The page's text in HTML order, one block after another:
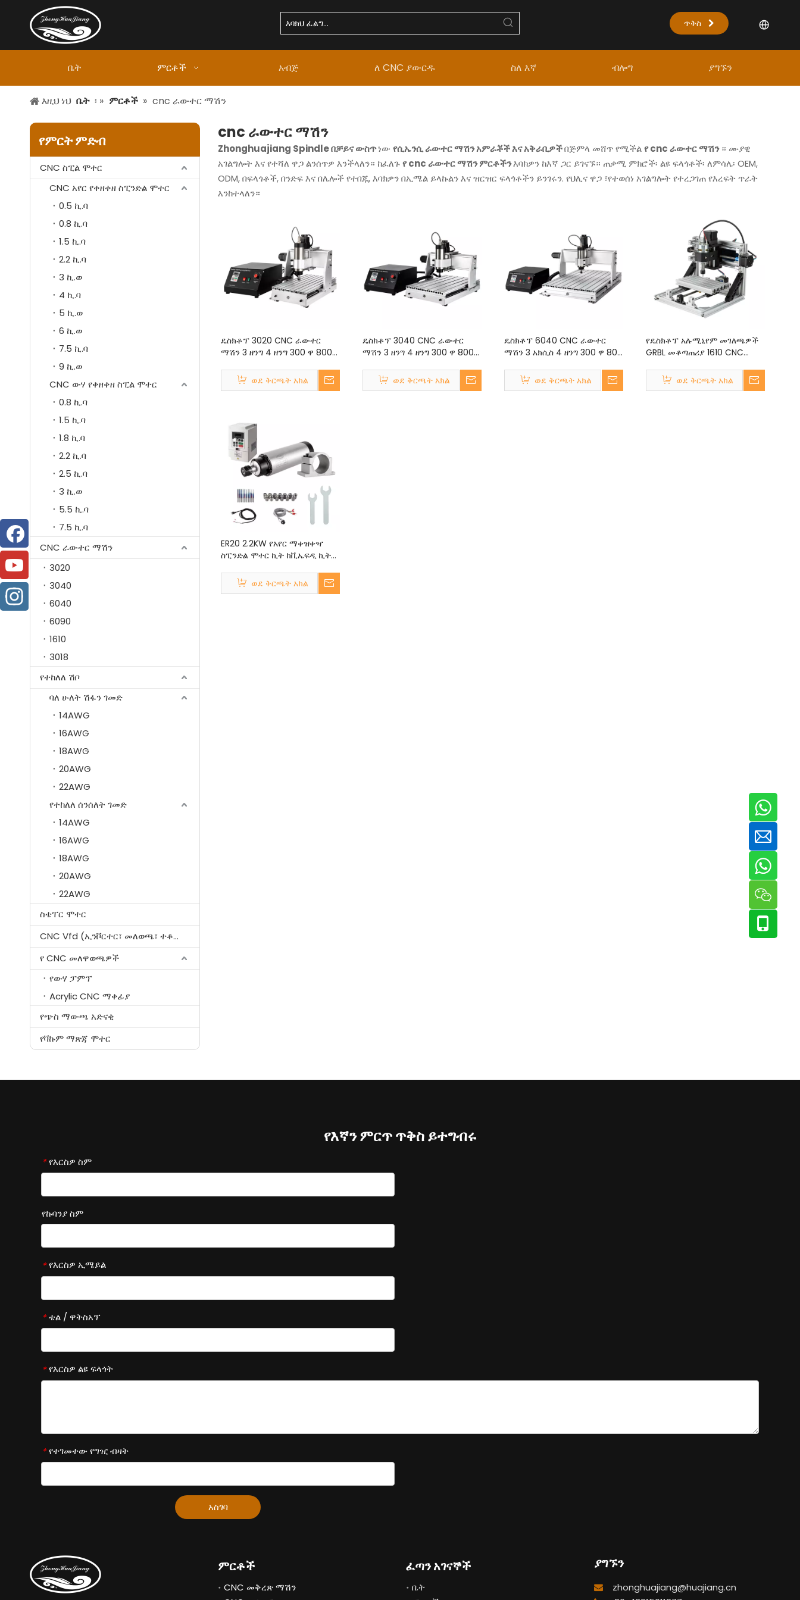
ጥቅስ
ቤት ምርቶች አብጅ ለ CNC ያውርዱ ስለ እኛ ብሎግ ያግኙን
እዚህ ነህ ቤት ፡ » ምርቶች » cnc ራውተር ማሽን
የምርት ምድብ
CNC ስፒል ሞተር
CNC አየር የቀዘቀዘ ስፒንድል ሞተር
0.5 ኪ.ባ
0.8 ኪ.ባ
1.5 ኪ.ባ
2.2 ኪ.ባ
3 ኪ.ወ
4 ኪ.ባ
5 ኪ.ወ
6 ኪ.ወ
7.5 ኪ.ባ
9 ኪ.ወ
CNC ውሃ የቀዘቀዘ ስፒል ሞተር
0.8 ኪ.ባ
1.5 ኪ.ባ
1.8 ኪ.ባ
2.2 ኪ.ባ
2.5 ኪ.ባ
3 ኪ.ወ
5.5 ኪ.ባ
7.5 ኪ.ባ
CNC ራውተር ማሽን
3020
3040
6040
6090
1610
3018
የተከለለ ሽቦ
ባለ ሁለት ሽፋን ገመድ
14AWG
16AWG
18AWG
20AWG
22AWG
የተከለለ ሰንሰለት ገመድ
14AWG
16AWG
18AWG
20AWG
22AWG
ስቴፐር ሞተር
CNC Vfd (ኢንቮርተር፣ መለወጫ፣ ተቆጣጣሪ)
የ CNC መለዋወጫዎች
የውሃ ፓምፕ
Acrylic CNC ማቀፊያ
የጭስ ማውጫ አድናቂ
የቫኩም ማጽጃ ሞተር
cnc ራውተር ማሽን
Zhonghuajiang Spindle በቻይና ውስጥነው የሲኤንሲ ራውተር ማሽን አምራቾች እና አቅራቢዎችበጅምላ መሸጥ የሚችልየ cnc ራውተር ማሽን። ሙያዊ
አገልግሎት እና የተሻለ ዋጋ ልንሰጥዎ እንችላለን። ከፈለጉየ cnc ራውተር ማሽን ምርቶችንእባክዎን ከእኛ ጋር ይገናኙ። ጠቃሚ ምክሮች፡ ልዩ ፍላጎቶች፡ ለምሳሌ፡ OEM,
ODM, በፍላጎቶች, በንድፍ እና በሌሎች የተበጁ, እባክዎን በኢሜል ይላኩልን እና ዝርዝር ፍላጎቶችን ይንገሩን. የህሊና ዋጋ ፣የተወሰነ አገልግሎት የተረጋገጠ የእረፍት ጥራት
እንከተላለን።
ዴስክቶፕ 3020 CNC ራውተር
ማሽን 3 ዘንግ 4 ዘንግ 300 ዋ 800
ሚሜ
ወደ ቅርጫት አክል
ዴስክቶፕ 3040 CNC ራውተር
ማሽን 3 ዘንግ 4 ዘንግ 300 ዋ 800
ሚሜ
ወደ ቅርጫት አክል
ዴስክቶፕ 6040 CNC ራውተር
ማሽን 3 አክሲስ 4 ዘንግ 300 ዋ 800
300x400 ሚሜወደ ቅርጫት አክል
የዴስክቶፕ አሉሚኒየም መገለጫዎች
GRBL መቆጣጠሪያ 1610 CNC
ቅርጻቅር DIY ብረት መቁረጥ
ወደ ቅርጫት አክል
ER20 2.2KW የአየር ማቀዝቀዣ
ስፒንድል ሞተር ኪት ከቪኤፍዲ ኪት
ወደ ቅርጫት አክል
የእኛን ምርጥ ጥቅስ ይተግብሩ
* የእርስዎ ስም
የኩባንያ ስም
* የእርስዎ ኢሜይል
* ቴል / ዋትስአፕ
* የእርስዎ ልዩ ፍላጎት
* የተገመተው የግዢ ብዛት
አስገባ
ምርቶች
CNC መቅረጽ ማሽን
ፈጣን አገናኞች
ቤት
ያግኙን
 zhonghuajiang@huajiang.cn